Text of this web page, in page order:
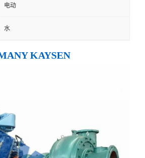
电动
水
KAYSEN